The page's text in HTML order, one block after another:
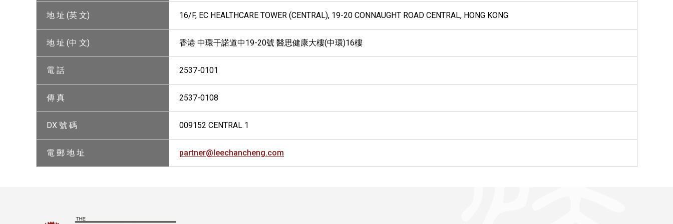
地 址 (英 文) 16/F, EC HEALTHCARE TOWER (CENTRAL), 19-20 CONNAUGHT ROAD CENTRAL, HONG KONG
地 址 (中 文) 香港 中環干諾道中19-20號 醫思健康大樓(中環)16樓
電 話 2537-0101
傳 真 2537-0108
DX 號 碼 009152 CENTRAL 1
電 郵 地 址 partner@leechancheng.com